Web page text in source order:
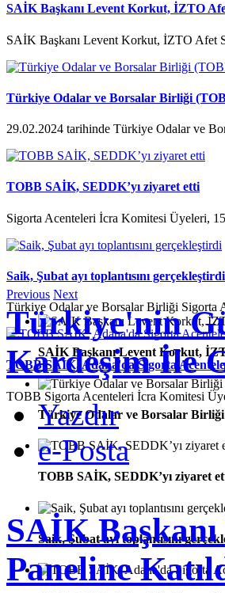
SAİK Başkanı Levent Korkut, İZTO
SAİK Başkanı Levent Korkut, İZTO Afet
Türkiye Odalar ve Borsalar Birliği
29.02.2024 tarihinde Türkiye Odalar ve
TOBB SAİK, SEDDK’yı ziyaret etti
Sigorta Acenteleri İcra Komitesi Üyeleri,
Saik, Şubat ayı toplantısını gerçekleştirdi
Türkiye Odalar ve Borsalar Birliği Sigorta
TOBB SAİK, Adana'da Sigorta
TOBB Sigorta Acenteleri İcra Komitesi
Previous Next
SAİK Başkanı Levent Korkut,
Türkiye Odalar ve Borsalar
TOBB SAİK, SEDDK’yı ziyaret
Saik, Şubat ayı toplantısını
Türkiye'nin
Kardeşim İle
Yazdır
e-Posta
SAİK
Paneline